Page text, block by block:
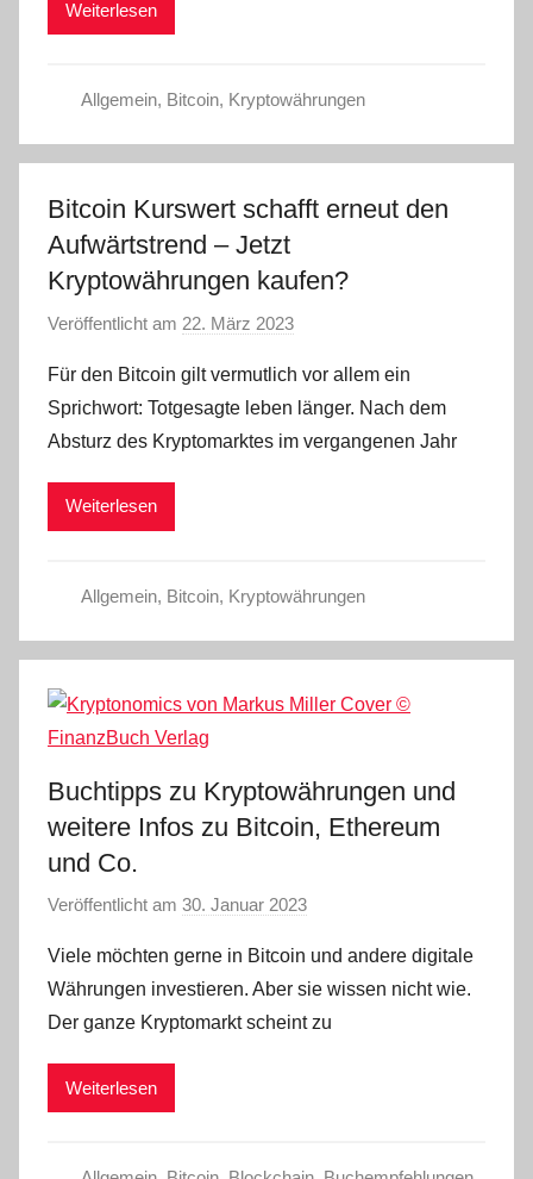
Weiterlesen
Allgemein, Bitcoin, Kryptowährungen
Bitcoin Kurswert schafft erneut den
Aufwärtstrend – Jetzt
Kryptowährungen kaufen?
Veröffentlicht am 22. März 2023
n
a
d
Für den Bitcoin gilt vermutlich vor allem ein
Sprichwort: Totgesagte leben länger. Nach dem
Absturz des Kryptomarktes im vergangenen Jahr
Weiterlesen
Allgemein, Bitcoin, Kryptowährungen
Buchtipps zu Kryptowährungen und
weitere Infos zu Bitcoin, Ethereum
und Co.
Veröffentlicht am 30. Januar 2023
n
a
d
Viele möchten gerne in Bitcoin und andere digitale
Währungen investieren. Aber sie wissen nicht wie.
Der ganze Kryptomarkt scheint zu
Weiterlesen